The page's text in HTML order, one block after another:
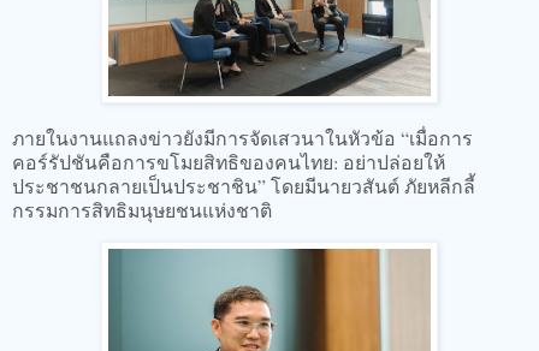
ภายในงานแถลงข่าวยังมีการจัดเสวนาในหัวข้อ “เมื่อการ
คอร์รัปชันคือการขโมยสิทธิของคนไทย: อย่าปล่อยให้
ประชาชนกลายเป็นประชาชิน” โดยมีนายวสันต์ ภัยหลีกลี้
กรรมการสิทธิมนุษยชนแห่งชาติ